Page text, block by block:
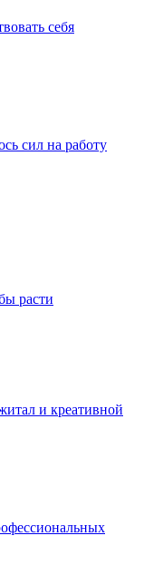
себя
сил на работу
расти
и креативной